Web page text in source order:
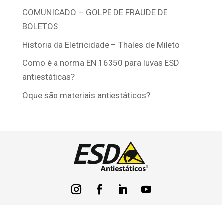
COMUNICADO – GOLPE DE FRAUDE DE
BOLETOS
Historia da Eletricidade – Thales de Mileto
Como é a norma EN 16350 para luvas ESD
antiestáticas?
Oque são materiais antiestáticos?